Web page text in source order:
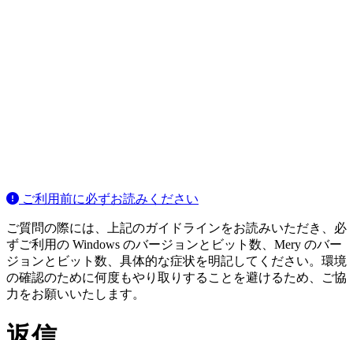
ご利用前に必ずお読みください
ご質問の際には、上記のガイドラインをお読みいただき、必
ずご利用の Windows のバージョンとビット数、Mery のバー
ジョンとビット数、具体的な症状を明記してください。環境
の確認のために何度もやり取りすることを避けるため、ご協
力をお願いいたします。